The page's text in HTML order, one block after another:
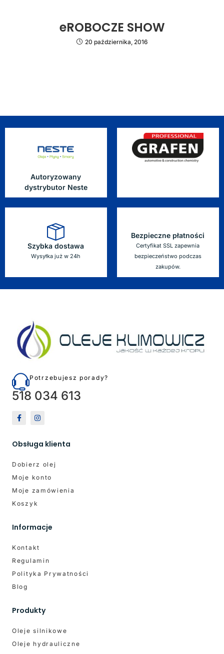
eROBOCZE SHOW
20 października, 2016
Autoryzowany
dystrybutor Neste
Szybka dostawa
Wysyłka już w 24h
Bezpieczne płatności
Certyfikat SSL zapewnia
bezpieczeństwo podczas
zakupów.
Potrzebujesz porady?
518 034 613
Obsługa klienta
Dobierz olej
Moje konto
Moje zamówienia
Koszyk
Informacje
Kontakt
Regulamin
Polityka Prywatności
Blog
Produkty
Oleje silnikowe
Oleje hydrauliczne